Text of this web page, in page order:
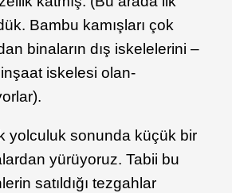
Bambu kamışları çok
binaların dış iskelelerini –
iskelesi olan-
yolculuk sonunda küçük bir
yürüyoruz. Tabii bu
satıldığı tezgahlar